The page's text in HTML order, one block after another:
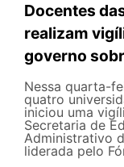
Docentes
realizam
governo
Nessa quarta-
quatro
iniciou uma
Secretaria de
Administrativo
liderada pelo